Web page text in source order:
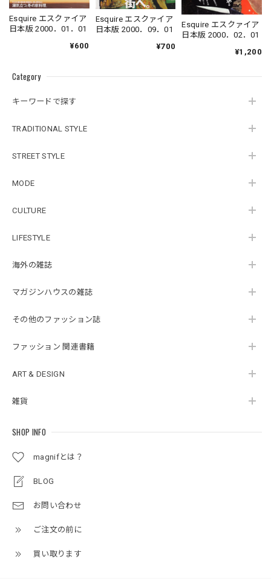
Category
キーワードで探す
TRADITIONAL STYLE
STREET STYLE
MODE
CULTURE
LIFESTYLE
海外の雑誌
マガジンハウスの雑誌
その他のファッション誌
ファッション 関連書籍
ART & DESIGN
雑貨
SHOP INFO
magnifとは？
BLOG
お問い合わせ
ご注文の前に
買い取ります
Esquire エスクァイア
日本版 2000．01．01
¥600
Esquire エスクァイア
日本版 2000．09．01
¥700
Esquire エスクァイア
日本版 2000．02．01
¥1,200